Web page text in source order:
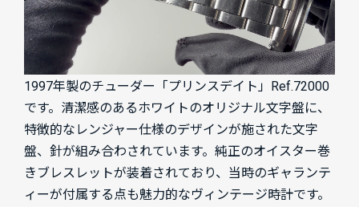
1997年製のチューダー「プリンスデイト」Ref.72000
です。清潔感のあるホワイトのオリジナル文字盤に、
特徴的なレンジャー仕様のデザインが施された文字
盤、針が組み合わされています。純正のオイスター巻
きブレスレットが装着されており、当時のギャランテ
ィーが付属する点も魅力的なヴィンテージ時計です。